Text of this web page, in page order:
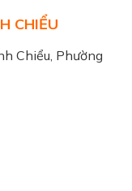
CHIỂU
Chiểu, Phường